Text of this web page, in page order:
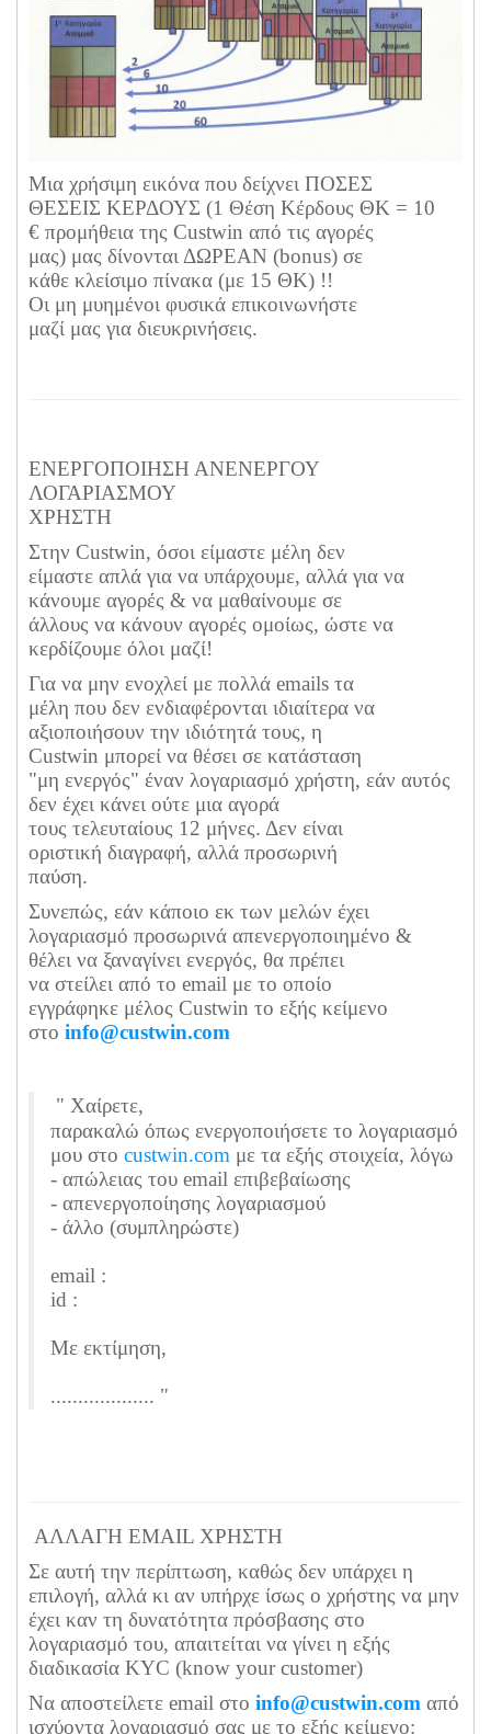
Μια χρήσιμη εικόνα που δείχνει ΠΟΣΕΣ
ΘΕΣΕΙΣ ΚΕΡΔΟΥΣ (1 Θέση Κέρδους ΘΚ = 10
€ προμήθεια της Custwin από τις αγορές
μας) μας δίνονται ΔΩΡΕΑΝ (bonus) σε
κάθε κλείσιμο πίνακα (με 15 ΘΚ) !!
Οι μη μυημένοι φυσικά επικοινωνήστε
μαζί μας για διευκρινήσεις.
ΕΝΕΡΓΟΠΟΙΗΣΗ ΑΝΕΝΕΡΓΟΥ
ΛΟΓΑΡΙΑΣΜΟΥ
ΧΡΗΣΤΗ
Στην Custwin, όσοι είμαστε μέλη δεν
είμαστε απλά για να υπάρχουμε, αλλά για να
κάνουμε αγορές & να μαθαίνουμε σε
άλλους να κάνουν αγορές ομοίως, ώστε να
κερδίζουμε όλοι μαζί!
Για να μην ενοχλεί με πολλά emails τα
μέλη που δεν ενδιαφέρονται ιδιαίτερα να
αξιοποιήσουν την ιδιότητά τους, η
Custwin μπορεί να θέσει σε κατάσταση
"μη ενεργός" έναν λογαριασμό χρήστη, εάν αυτός
δεν έχει κάνει ούτε μια αγορά
τους τελευταίους 12 μήνες. Δεν είναι
οριστική διαγραφή, αλλά προσωρινή
παύση.
Συνεπώς, εάν κάποιο εκ των μελών έχει
λογαριασμό προσωρινά απενεργοποιημένο &
θέλει να ξαναγίνει ενεργός, θα πρέπει
να στείλει από το email με το οποίο
εγγράφηκε μέλος Custwin το εξής κείμενο
στο info@custwin.com
" Χαίρετε,
παρακαλώ όπως ενεργοποιήσετε το λογαριασμό
μου στο custwin.com με τα εξής στοιχεία, λόγω
- απώλειας του email επιβεβαίωσης
- απενεργοποίησης λογαριασμού
- άλλο (συμπληρώστε)
email :
id :
Με εκτίμηση,
................... "
ΑΛΛΑΓΗ EMAIL ΧΡΗΣΤΗ
Σε αυτή την περίπτωση, καθώς δεν υπάρχει η
επιλογή, αλλά κι αν υπήρχε ίσως ο χρήστης να μην
έχει καν τη δυνατότητα πρόσβασης στο
λογαριασμό του, απαιτείται να γίνει η εξής
διαδικασία KYC (know your customer)
Να αποστείλετε email στο info@custwin.com από
ισχύοντα λογαριασμό σας με το εξής κείμενο: